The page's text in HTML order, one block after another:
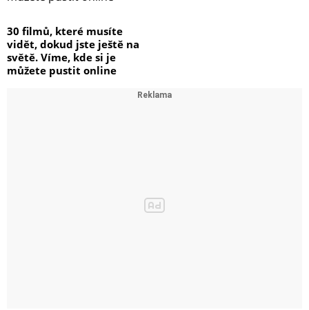
30 filmů, které musíte
vidět, dokud jste ještě na
světě. Víme, kde si je
můžete pustit online